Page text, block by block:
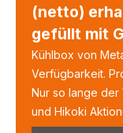
(netto)
gefüllt mit
Kühlbox von
Verfügbarkeit.
Nur so lange der
und Hikoki